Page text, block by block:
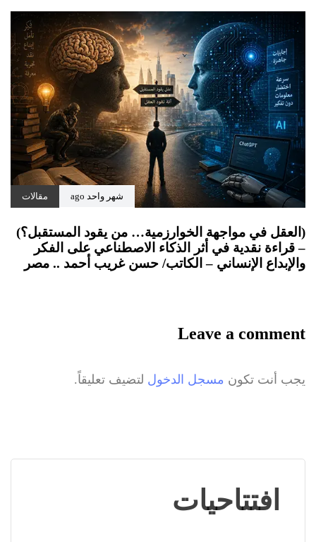
شهر واحد ago مقالات
(العقل في مواجهة الخوارزمية… من يقود المستقبل؟)
– قراءة نقدية في أثر الذكاء الاصطناعي على الفكر
والإبداع الإنساني – الكاتب/ حسن غريب أحمد .. مصر
Leave a comment
يجب أنت تكون مسجل الدخول لتضيف تعليقاً.
افتتاحيات